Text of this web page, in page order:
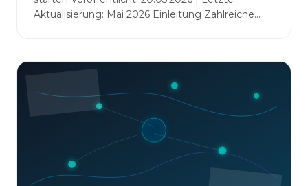
Aktualisierung: Mai 2026 Einleitung Zahlreiche
automatisieren oder sich Wettbewerbsvorteile zu
verschaffen. Oftmals liegt der Fokus dabei auf
praxisnahem Handeln: Erfahrungen sammeln,
Prototypen entwickeln und interne Skepsis
abbauen. Der zentrale Begriff dieses Beitrags ist
„Erfolgskriterien für AI-Projekte“. In [&hellip;]